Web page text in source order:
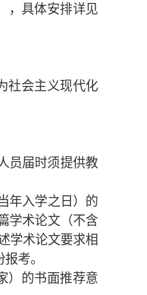
，具体安排详见
社会主义现代化
员届时须提供教
年入学之日）的
学术论文（不含
学术论文要求相
考。
）的书面推荐意